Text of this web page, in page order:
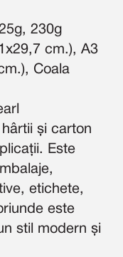
230g
cm.), A3
Coala
și carton
Este
etichete,
este
stil modern și